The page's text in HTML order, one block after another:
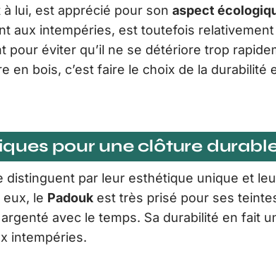
à lui, est apprécié pour son aspect
aux intempéries, est toutefois
pour éviter qu’il ne se détériore trop
en bois, c’est faire le choix de la durabilité
pour une clôture
distinguent par leur esthétique unique et
le Padouk est très prisé pour ses
avec le temps. Sa durabilité en fait
intempéries.